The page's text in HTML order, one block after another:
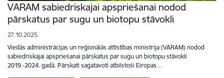
VARAM sabiedriskajai apspriešanai nodod
pārskatus par sugu un biotopu stāvokli
27.10.2025.
Viedās administrācijas un reģionālās attīstības ministrija (VARAM) nodod
sabiedriskajai apspriešanai pārskatus par sugu un biotopu stāvokli
2019.-2024. gadā. Pārskati sagatavoti atbilstoši Eiropas…